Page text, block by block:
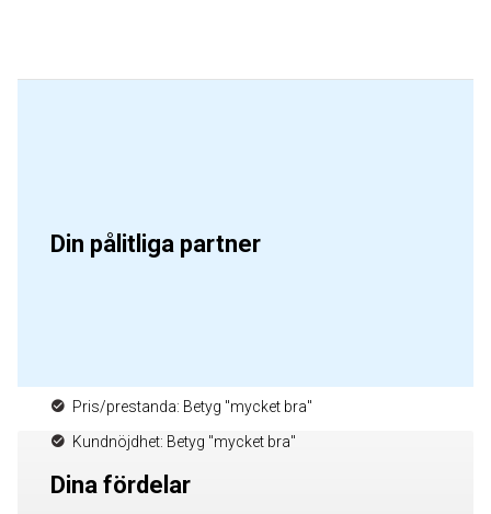
Din pålitliga partner
Pris/prestanda: Betyg "mycket bra"
Kundnöjdhet: Betyg "mycket bra"
Dina fördelar